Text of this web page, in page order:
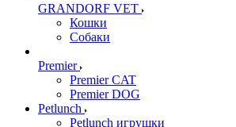
GRANDORF VET
Кошки
Собаки
Premier
Premier CAT
Premier DOG
Petlunch
Petlunch игрушки